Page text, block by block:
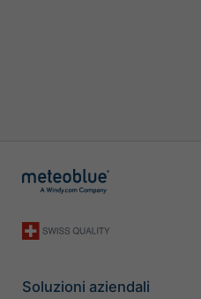
Soluzioni aziendali